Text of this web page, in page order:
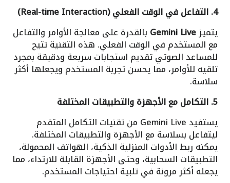
4. التفاعل في الوقت الفعلي (Real-time Interaction)
يتميزGemini Live بالقدرة على معالجة الأوامر والتفاعل
مع المستخدم في الوقت الفعلي. هذه التقنية تتيح
للمساعد الصوتي تقديم استجابات سريعة ودقيقة بمجرد
تلقيه للأوامر، مما يحسن تجربة المستخدم ويجعلها أكثر
سلاسة.
5. التكامل مع الأجهزة والتطبيقات المختلفة
يستفيد Gemini Live من تقنيات التكامل المتقدم
ليتفاعل بسلاسة مع الأجهزة والتطبيقات المختلفة.
يمكنه ربط الأدوات المنزلية الذكية، الهواتف المحمولة،
التطبيقات السحابية، وحتى الأجهزة القابلة للارتداء، مما
يجعله أكثر مرونة في تلبية احتياجات المستخدم.